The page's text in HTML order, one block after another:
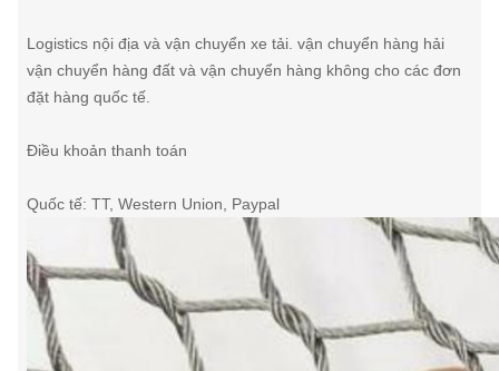
Logistics nội địa và vận chuyển xe tải. vận chuyển hàng hải
vận chuyển hàng đất và vận chuyển hàng không cho các đơn
đặt hàng quốc tế.
Điều khoản thanh toán
Quốc tế: TT, Western Union, Paypal